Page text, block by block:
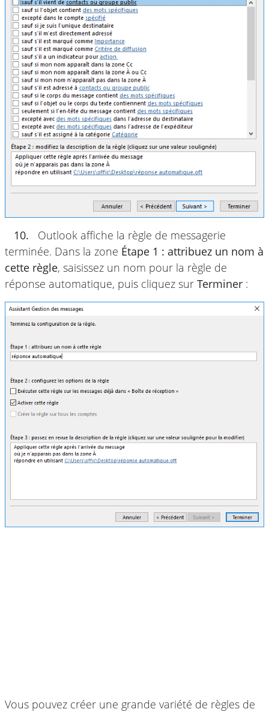
10.
Outlook affiche la règle de messagerie
terminée. Dans la zone Étape 1 : attribuez un nom à
cette règle, saisissez un nom pour la règle de
réponse automatique, puis cliquez sur Terminer :
Vous pouvez créer une grande variété de règles de